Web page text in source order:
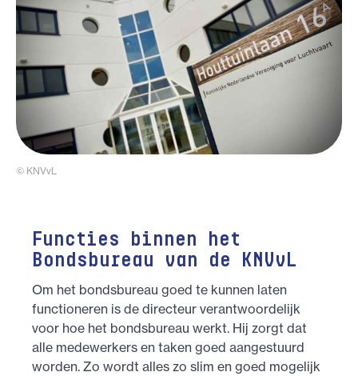
© KNVvL
Functies binnen het
Bondsbureau van de KNVvL
Om het bondsbureau goed te kunnen laten
functioneren is de directeur verantwoordelijk
voor hoe het bondsbureau werkt. Hij zorgt dat
alle medewerkers en taken goed aangestuurd
worden. Zo wordt alles zo slim en goed mogelijk